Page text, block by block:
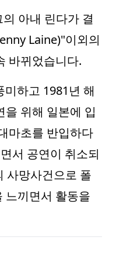
아내 린다가 결
Laine)"이외의
바뀌었습니다.
하고 1981년 해
위해 일본에 입
마초를 반입하다
서 공연이 취소되
사망사건으로 폴
느끼면서 활동을